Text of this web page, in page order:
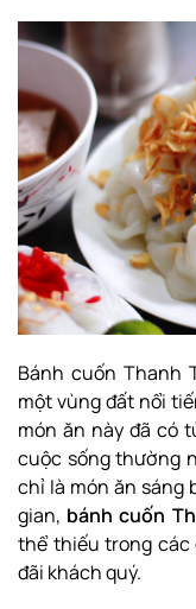
Bánh cuốn Thanh
một vùng đất nổi
món ăn này đã có
cuộc sống thường
chỉ là món ăn sáng
gian, bánh cuốn
thể thiếu trong các
đãi khách quý.